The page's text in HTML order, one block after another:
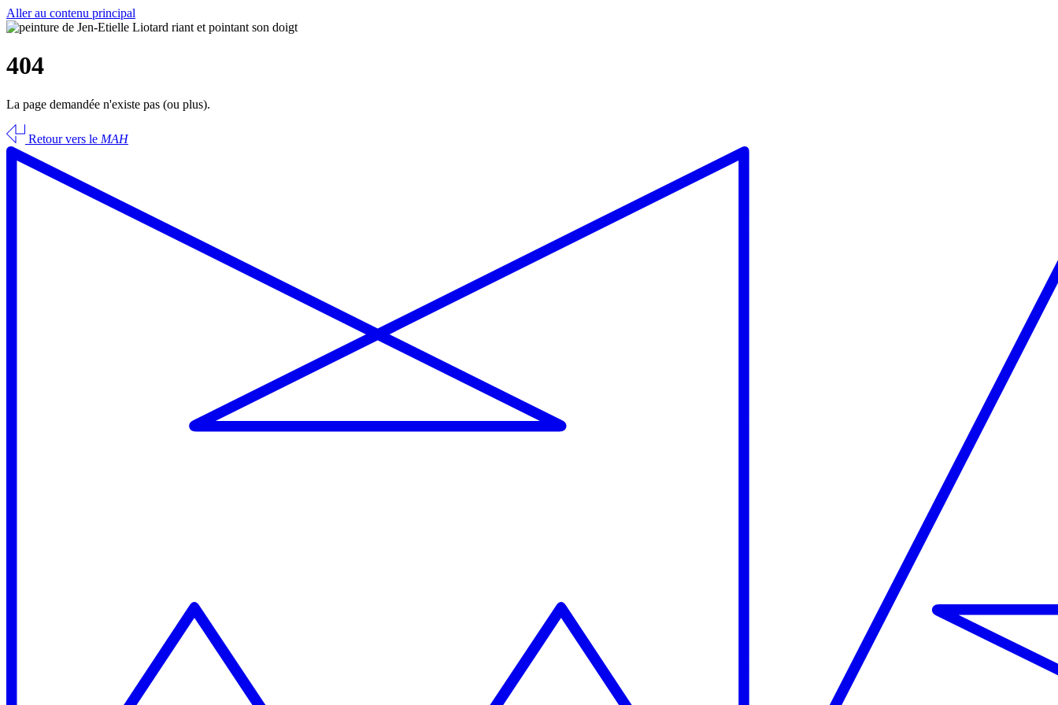
Aller au contenu principal
404
La page demandée n'existe pas (ou plus).
Retour vers le MAH